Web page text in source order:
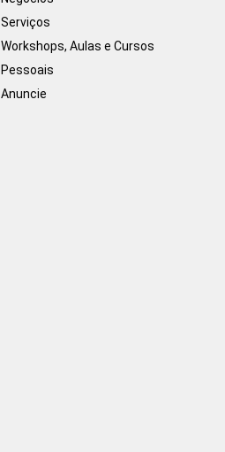
Serviços
Workshops, Aulas e Cursos
Pessoais
Anuncie